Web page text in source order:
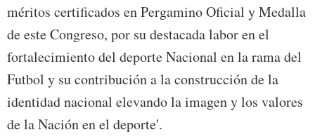
méritos certificados en Pergamino Oficial y Medalla
de este Congreso, por su destacada labor en el
fortalecimiento del deporte Nacional en la rama del
Futbol y su contribución a la construcción de la
identidad nacional elevando la imagen y los valores
de la Nación en el deporte'.